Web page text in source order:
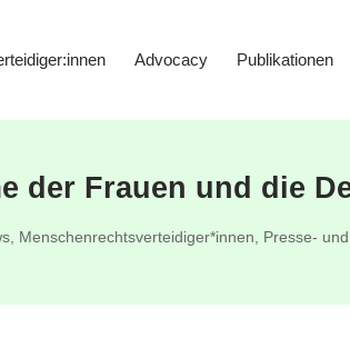
Advocacy Publikationen
der Frauen und die
Menschenrechtsverteidiger*innen Presse-